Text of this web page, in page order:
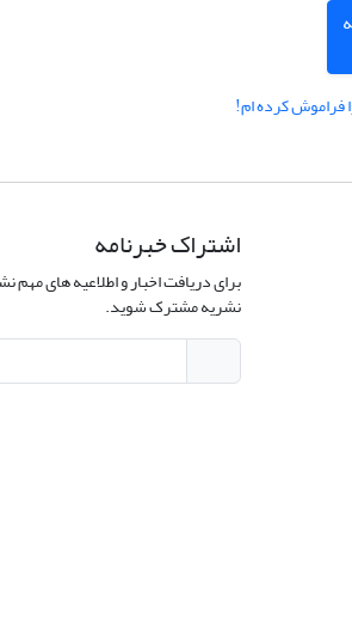
فراموش کرده ام!
اشتراک خبرنامه
برای دریافت اخبار و اطلاعیه های مهم
نشریه مشترک شوید.